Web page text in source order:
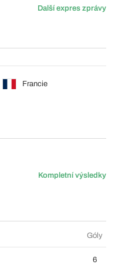
Další expres zprávy
Francie
Kompletní výsledky
Góly
6